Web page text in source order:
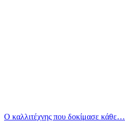
Ο καλλιτέχνης που δοκίμασε κάθε…